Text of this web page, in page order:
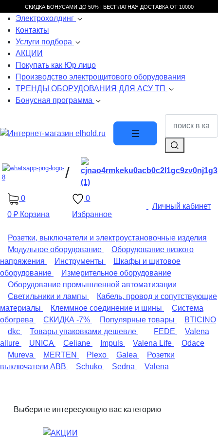
СКИДКА БОНУСАМИ ДО 50% | БЕСПЛАТНАЯ ДОСТАВКА ОТ 10000
Электрохолдинг
Контакты
Услуги подбора
АКЦИИ
Покупать как Юр лицо
Производство электрощитового оборудования
ТРЕНДЫ ОБОРУДОВАНИЯ ДЛЯ АСУ ТП
Бонусная программа
/
0
0 ₽ Корзина
Личный кабинет
0
Избранное
Розетки, выключатели и электроустановочные изделия
Модульное оборудование
Оборудование низкого
напряжения
Инструменты
Шкафы и щитовое
оборудование
Измерительное оборудование
Оборудование промышленной автоматизации
Светильники и лампы
Кабель, провод и сопутствующие
материалы
Клеммное соединение и шины
Система
обогрева
СКИДКА -7% Популярные товары
BTICINO
dkc
Товары упаковками дешевле FEDE
Valena
allure
UNICA Celiane Impuls Valena Life
Odace
Mureva
MERTEN Plexo Galea
Розетки
выключатели ABB
Schuko Sedna Valena
Выберите интересующую вас категорию